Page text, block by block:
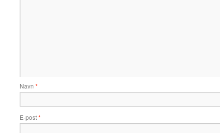
Navn *
E-post*